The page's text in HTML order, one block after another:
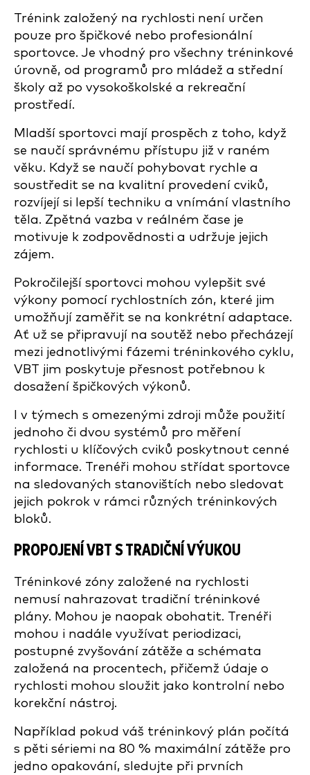
Trénink založený na rychlosti není určen
pouze pro špičkové nebo profesionální
sportovce. Je vhodný pro všechny tréninkové
úrovně, od programů pro mládež a střední
školy až po vysokoškolské a rekreační
prostředí.
Mladší sportovci mají prospěch z toho, když
se naučí správnému přístupu již v raném
věku. Když se naučí pohybovat rychle a
soustředit se na kvalitní provedení cviků,
rozvíjejí si lepší techniku a vnímání vlastního
těla. Zpětná vazba v reálném čase je
motivuje k zodpovědnosti a udržuje jejich
zájem.
Pokročilejší sportovci mohou vylepšit své
výkony pomocí rychlostních zón, které jim
umožňují zaměřit se na konkrétní adaptace.
Ať už se připravují na soutěž nebo přecházejí
mezi jednotlivými fázemi tréninkového cyklu,
VBT jim poskytuje přesnost potřebnou k
dosažení špičkových výkonů.
I v týmech s omezenými zdroji může použití
jednoho či dvou systémů pro měření
rychlosti u klíčových cviků poskytnout cenné
informace. Trenéři mohou střídat sportovce
na sledovaných stanovištích nebo sledovat
jejich pokrok v rámci různých tréninkových
bloků.
PROPOJENÍ VBT S TRADIČNÍ VÝUKOU
Tréninkové zóny založené na rychlosti
nemusí nahrazovat tradiční tréninkové
plány. Mohou je naopak obohatit. Trenéři
mohou i nadále využívat periodizaci,
postupné zvyšování zátěže a schémata
založená na procentech, přičemž údaje o
rychlosti mohou sloužit jako kontrolní nebo
korekční nástroj.
Například pokud váš tréninkový plán počítá
s pěti sériemi na 80 % maximální zátěže pro
jedno opakování, sledujte při prvních